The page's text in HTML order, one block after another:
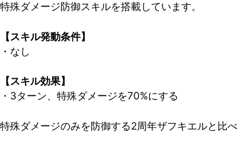
特殊ダメージ防御スキルを搭載しています。
【スキル発動条件】
・なし
【スキル効果】
・3ターン、特殊ダメージを70%にする
特殊ダメージのみを防御する2周年ザフキエルと比べ